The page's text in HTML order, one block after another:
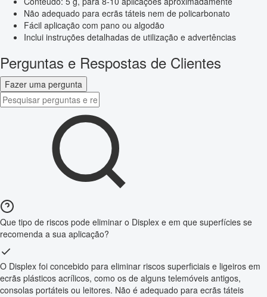
Não adequado para ecrãs táteis nem de policarbonato
Fácil aplicação com pano ou algodão
Inclui instruções detalhadas de utilização e advertências
Perguntas e Respostas de Clientes
Fazer uma pergunta
Que tipo de riscos pode eliminar o Displex e em que superfícies se
recomenda a sua aplicação?
O Displex foi concebido para eliminar riscos superficiais e ligeiros em
ecrãs plásticos acrílicos, como os de alguns telemóveis antigos,
consolas portáteis ou leitores. Não é adequado para ecrãs táteis